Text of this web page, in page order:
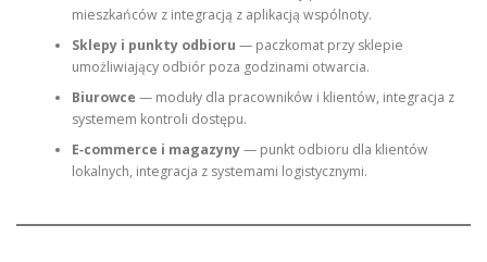
mieszkańców z integracją z aplikacją wspólnoty.
Sklepy i punkty odbioru — paczkomat przy sklepie
umożliwiający odbiór poza godzinami otwarcia.
Biurowce — moduły dla pracowników i klientów, integracja z
systemem kontroli dostępu.
E‑commerce i magazyny— punkt odbioru dla klientów
lokalnych, integracja z systemami logistycznymi.